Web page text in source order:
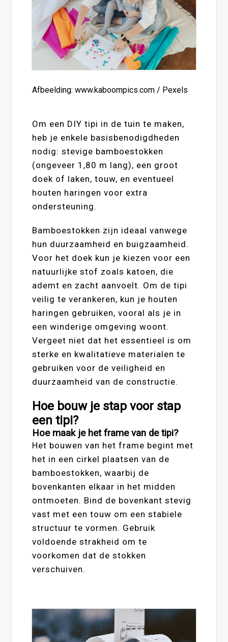
Afbeelding: www.kaboompics.com / Pexels
Om een DIY tipi in de tuin te maken,
heb je enkele basisbenodigdheden
nodig: stevige bamboestokken
(ongeveer 1,80 m lang), een groot
doek of laken, touw, en eventueel
houten haringen voor extra
ondersteuning.
Bamboestokken zijn ideaal vanwege
hun duurzaamheid en buigzaamheid.
Voor het doek kun je kiezen voor een
natuurlijke stof zoals katoen, die
ademt en zacht aanvoelt. Om de tipi
veilig te verankeren, kun je houten
haringen gebruiken, vooral als je in
een winderige omgeving woont.
Vergeet niet dat het essentieel is om
sterke en kwalitatieve materialen te
gebruiken voor de veiligheid en
duurzaamheid van de constructie.
Hoe bouw je stap voor stap
een tipi?
Hoe maak je het frame van de tipi?
Het bouwen van het frame begint met
het in een cirkel plaatsen van de
bamboestokken, waarbij de
bovenkanten elkaar in het midden
ontmoeten. Bind de bovenkant stevig
vast met een touw om een stabiele
structuur te vormen. Gebruik
voldoende strakheid om te
voorkomen dat de stokken
verschuiven.